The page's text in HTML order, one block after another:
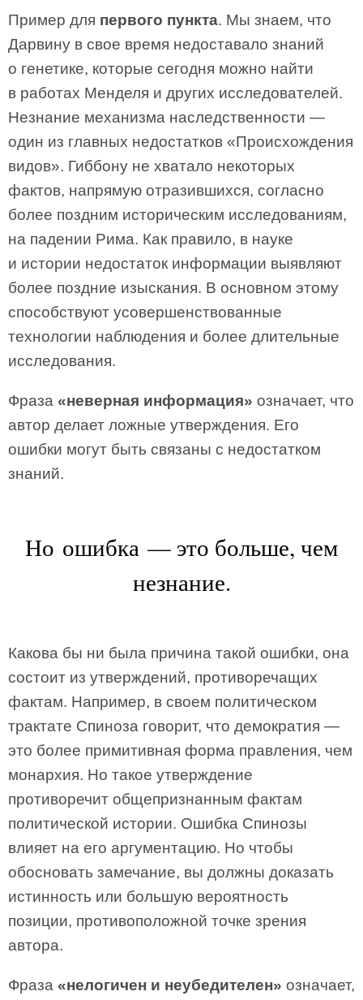
Пример для первого пункта. Мы знаем, что
Дарвину в свое время недоставало знаний
о генетике, которые сегодня можно найти
в работах Менделя и других исследователей.
Незнание механизма наследственности —
один из главных недостатков «Происхождения
видов». Гиббону не хватало некоторых
фактов, напрямую отразившихся, согласно
более поздним историческим исследованиям,
на падении Рима. Как правило, в науке
и истории недостаток информации выявляют
более поздние изыскания. В основном этому
способствуют усовершенствованные
технологии наблюдения и более длительные
исследования.
Фраза «неверная информация» означает, что
автор делает ложные утверждения. Его
ошибки могут быть связаны с недостатком
знаний.
Но ошибка — это больше, чем
незнание.
Какова бы ни была причина такой ошибки, она
состоит из утверждений, противоречащих
фактам. Например, в своем политическом
трактате Спиноза говорит, что демократия —
это более примитивная форма правления, чем
монархия. Но такое утверждение
противоречит общепризнанным фактам
политической истории. Ошибка Спинозы
влияет на его аргументацию. Но чтобы
обосновать замечание, вы должны доказать
истинность или большую вероятность
позиции, противоположной точке зрения
автора.
Фраза «нелогичен и неубедителен» означает,